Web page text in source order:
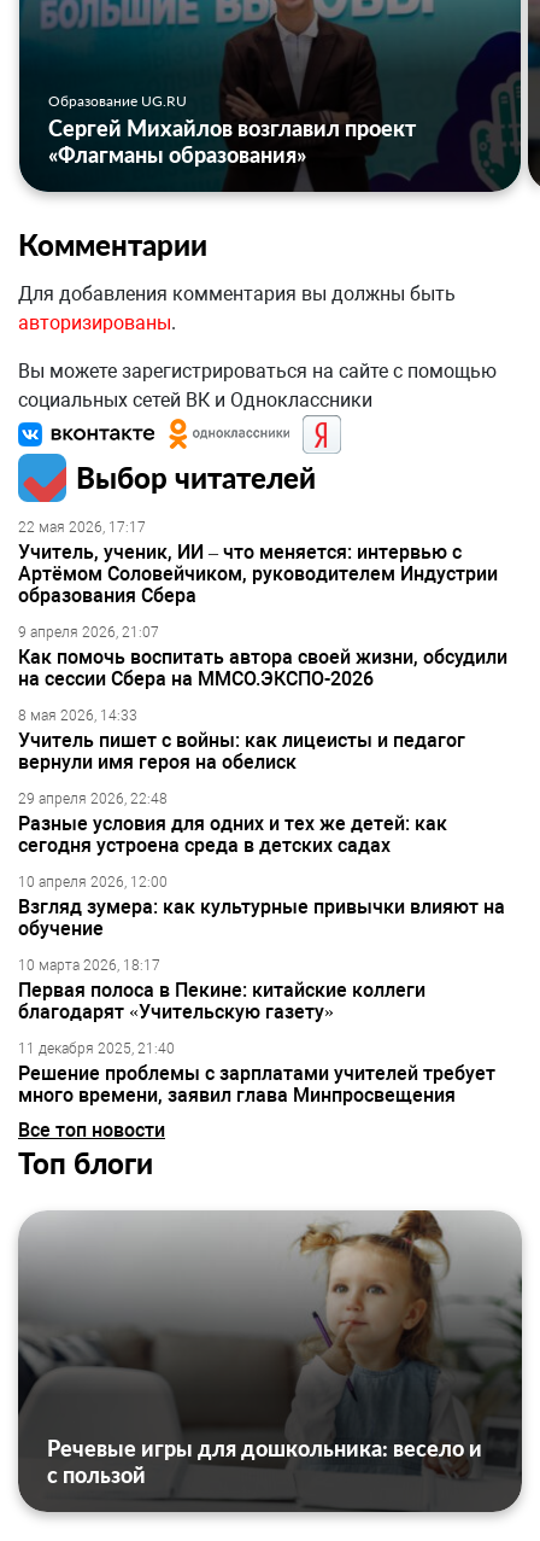
Образование UG.RU
Сергей Михайлов возглавил проект
«Флагманы образования»
Комментарии
Для добавления комментария вы должны быть
авторизированы.
Вы можете зарегистрироваться на сайте с помощью
социальных сетей ВК и Одноклассники
Выбор читателей
22 мая 2026, 17:17
Учитель, ученик, ИИ – что меняется: интервью с
Артёмом Соловейчиком, руководителем Индустрии
образования Сбера
9 апреля 2026, 21:07
Как помочь воспитать автора своей жизни, обсудили
на сессии Сбера на ММСО.ЭКСПО-2026
8 мая 2026, 14:33
Учитель пишет с войны: как лицеисты и педагог
вернули имя героя на обелиск
29 апреля 2026, 22:48
Разные условия для одних и тех же детей: как
сегодня устроена среда в детских садах
10 апреля 2026, 12:00
Взгляд зумера: как культурные привычки влияют на
обучение
10 марта 2026, 18:17
Первая полоса в Пекине: китайские коллеги
благодарят «Учительскую газету»
11 декабря 2025, 21:40
Решение проблемы с зарплатами учителей требует
много времени, заявил глава Минпросвещения
Все топ новости
Топ блоги
Речевые игры для дошкольника: весело и
с пользой